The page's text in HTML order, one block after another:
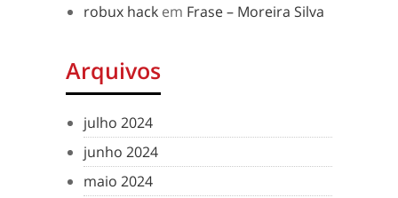
robux hack em Frase – Moreira Silva
Arquivos
julho 2024
junho 2024
maio 2024